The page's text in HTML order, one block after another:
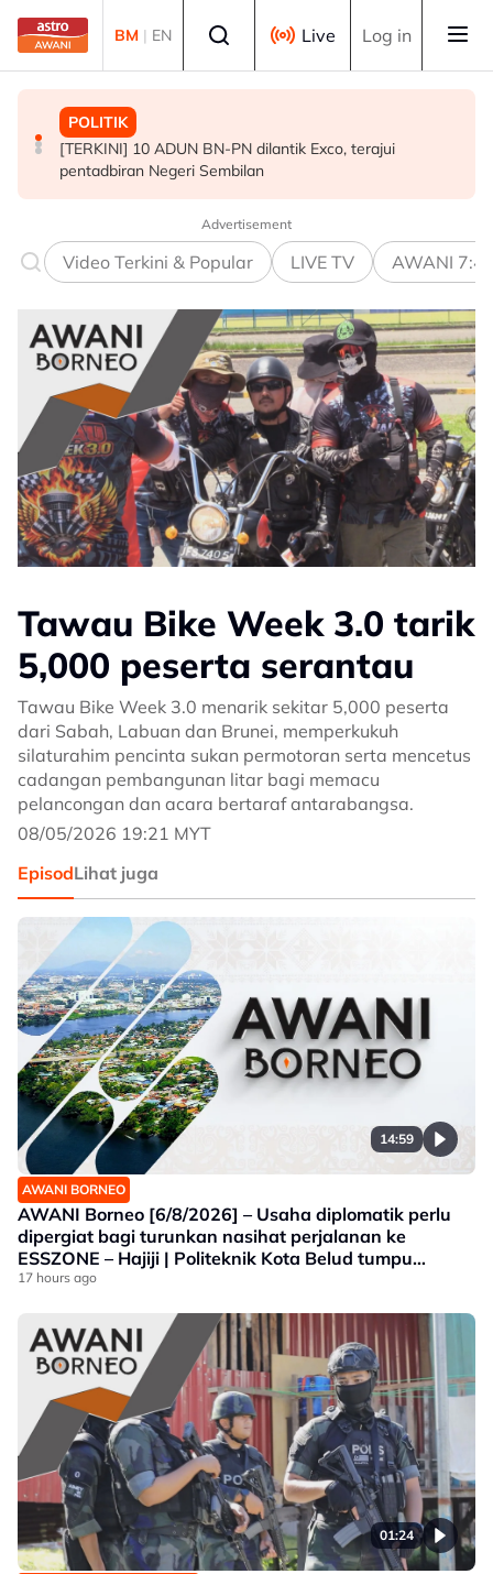
Skip to main content
BM | EN Live Log in
POLITIK
[TERKINI] 10 ADUN BN-PN dilantik Exco, terajui
pentadbiran Negeri Sembilan
MALAYSIA
MAG wajibkan saringan dadah 1,260 juruterbang
Malaysia Airlines
POLITIK
PRU16: Kedudukan PH dijangka mengukuh, jajaran BN-
PN pula berliku - Penganalisis
Advertisement
Video Terkini & Popular LIVE TV AWANI
Tawau Bike Week 3.0 tarik
5,000 peserta serantau
Tawau Bike Week 3.0 menarik sekitar 5,000 peserta
dari Sabah, Labuan dan Brunei, memperkukuh
silaturahim pencinta sukan permotoran serta mencetus
cadangan pembangunan litar bagi memacu
pelancongan dan acara bertaraf antarabangsa.
08/05/2026 19:21 MYT
EpisodLihat juga
14:59
AWANI BORNEO
AWANI Borneo [6/8/2026] – Usaha diplomatik perlu
dipergiat bagi turunkan nasihat perjalanan ke
ESSZONE – Hajiji | Politeknik Kota Belud tumpu
bidang selaras keperluan industri Sabah |
produk tempatan
17 hours ago
01:24